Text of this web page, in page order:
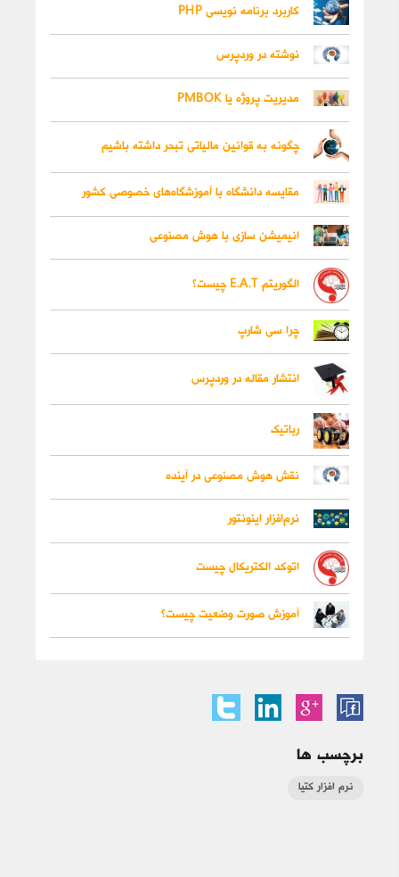
کاربرد برنامه نویسی PHP
نوشته در وردپرس
مدیریت پروژه یا PMBOK
چگونه به قوانین مالیاتی تبحر داشته باشیم
مقایسه دانشگاه با آموزشگاه‌های خصوصی کشور
انیمیشن سازی با هوش مصنوعی
الگوریتم E.A.T چیست؟
چرا سی شارپ
انتشار مقاله در وردپرس
رباتیک
نقش هوش مصنوعی در آینده
نرم‌افزار اینونتور
اتوکد الکتریکال چیست
آموزش صورت وضعیت چیست؟
برچسب ها
نرم افزار کتیا